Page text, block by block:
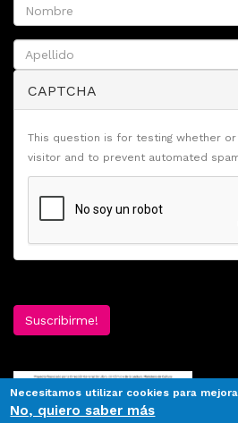
CAPTCHA
This question is for testing whether or
visitor and to prevent automated
Suscribirme!
Necesitamos utilizar cookies para
No, quiero saber más